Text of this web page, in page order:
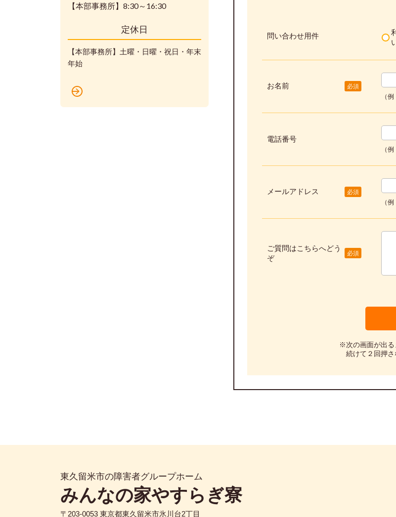
問い合わせ用件
お名前 必須
（
電話番号
（
メールアドレス 必須
（
ご質問はこちらへどう
ぞ
必須
※次の画面が出る
続けて２回押さ
【本部事務所】8:30～16:30
定休日
【本部事務所】土曜・日曜・祝日・年末
年始
東久留米市の障害者グループホーム
みんなの家やすらぎ寮
〒203-0053 東京都東久留米市氷川台2丁目